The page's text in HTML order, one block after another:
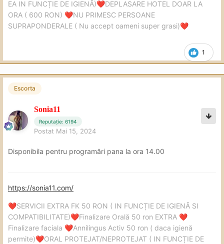
1
EA IN FUNCȚIE DE IGIENĂ)❤️DEPLASARE HOTEL DOAR LA
ORA ( 600 RON) ❤️NU PRIMESC PERSOANE
SUPRAPONDERALE ( Nu accept oameni super grasi)❤️
Escorta
Sonia11
Reputație: 6194
Postat Mai 15, 2024
Disponibila pentru programări pana la ora 14.00
https://sonia11.com/
❤️SERVICII EXTRA FK 50 RON ( IN FUNCȚIE DE IGIENĂ SI
COMPATIBILITATE)❤️Finalizare Orală 50 ron EXTRA ❤️
Finalizare faciala ❤️Annilingus Activ 50 ron ( daca igienă
permite)❤️ORAL PROTEJAT/NEPROTEJAT ( IN FUNCȚIE DE